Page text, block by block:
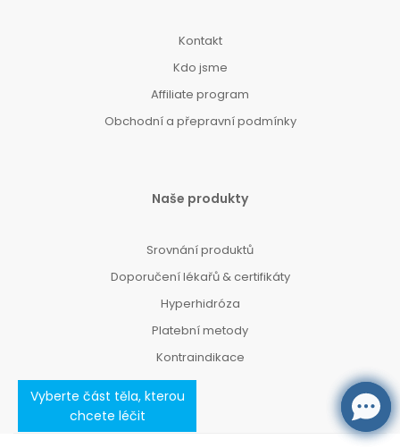
Vyberte část těla, kterou
chcete léčit
Kontakt
Kdo jsme
Affiliate program
Obchodní a přepravní podmínky
Naše produkty
Srovnání produktů
Doporučení lékařů & certifikáty
Hyperhidróza
Platební metody
Kontraindikace